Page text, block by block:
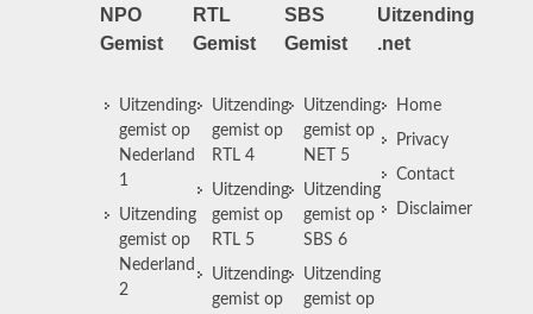
NPO
Gemist
Uitzending
gemist op
Nederland
1
Uitzending
gemist op
Nederland
2
RTL
Gemist
Uitzending
gemist op
RTL 4
Uitzending
gemist op
RTL 5
Uitzending
gemist op
SBS
Gemist
Uitzending
gemist op
NET 5
Uitzending
gemist op
SBS 6
Uitzending
gemist op
Uitzending
.net
Home
Privacy
Contact
Disclaimer